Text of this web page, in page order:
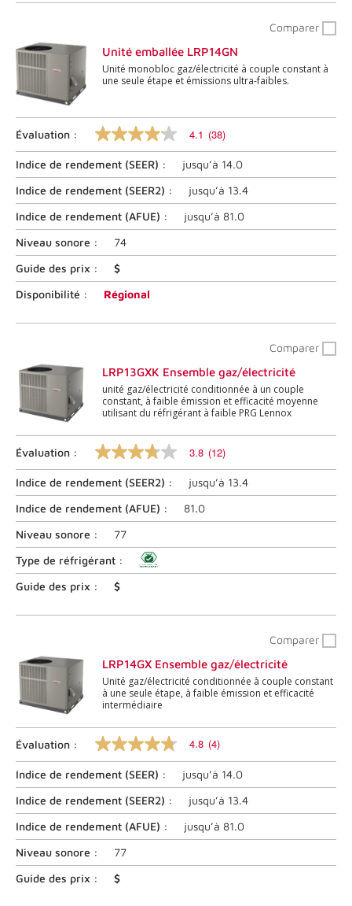
page.
Comparer
Unité emballée LRP14GN
Unité monobloc gaz/électricité à couple constant à
une seule étape et émissions ultra-faibles.
Évaluation :
4.1
sur
5
étoiles,
valeur
nominale
moyenne.
Lire
les
commentaires
38
.
Lien
vers
4.1 (38)
Indice de rendement (SEER) : jusqu’à 14.0
Indice de rendement (SEER2) : jusqu’à 13.4
Indice de rendement (AFUE) : jusqu’à 81.0
Niveau sonore :
74
Guide des prix :
$
Disponibilité :
Régional
Comparer
LRP13GXK Ensemble gaz/électricité
unité gaz/électricité conditionnée à un couple
constant, à faible émission et efficacité moyenne
utilisant du réfrigérant à faible PRG Lennox
Évaluation :
3.8
sur
5
étoiles,
valeur
nominale
moyenne.
Lire
les
commentaires
12
page.
3.8 (12)
Indice de rendement (SEER2) : jusqu’à 13.4
Indice de rendement (AFUE) :
81.0
Niveau sonore :
77
Type de réfrigérant :
Guide des prix :
$
Comparer
LRP14GX Ensemble gaz/électricité
Unité gaz/électricité conditionnée à couple constant
à une seule étape, à faible émission et efficacité
intermédiaire
Évaluation :
4.8
sur
5
étoiles,
valeur
nominale
moyenne.
Lire
les
commentaires
4
4.8 (4)
Indice de rendement (SEER) : jusqu’à 14.0
Indice de rendement (SEER2) : jusqu’à 13.4
Indice de rendement (AFUE) : jusqu’à 81.0
Niveau sonore :
77
Guide des prix :
$